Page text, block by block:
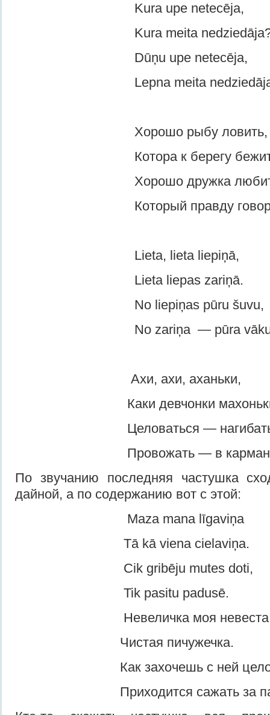
Kura upe netecēja,
Kura meita
Dūņu upe netecēja,
Lepna meita
Хорошо рыбу ловить,
Котора к берегу
Хорошо дружкa
Который правду
Lieta, lieta liepiņā,
Lieta liepas zariņā.
No liepiņas pūru šuvu,
No zariņa — pūra
Ахи, ахи, аханьки,
Каки девчонки
Целоваться —
Провожать — в карман
По звучанию последняя частушка
дайной, а по содержанию вот с этой:
Maza mana līgaviņa
Tā kā viena cielaviņa.
Cik gribēju mutes doti,
Tik pasitu padusē.
Невеличка моя
Чистая пичужечка.
Как захочешь с ней
Приходится сажать за